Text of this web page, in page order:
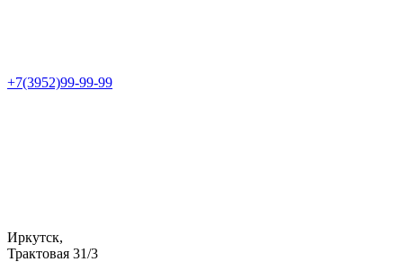
+7(3952)99-99-99
Иркутск,
Трактовая 31/3